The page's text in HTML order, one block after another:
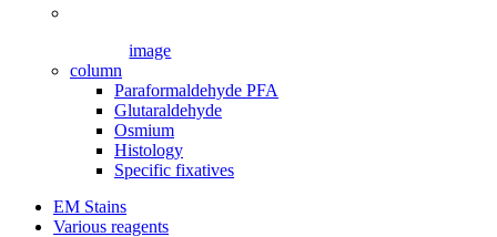
image
column
Paraformaldehyde PFA
Glutaraldehyde
Osmium
Histology
Specific fixatives
EM Stains
Various reagents